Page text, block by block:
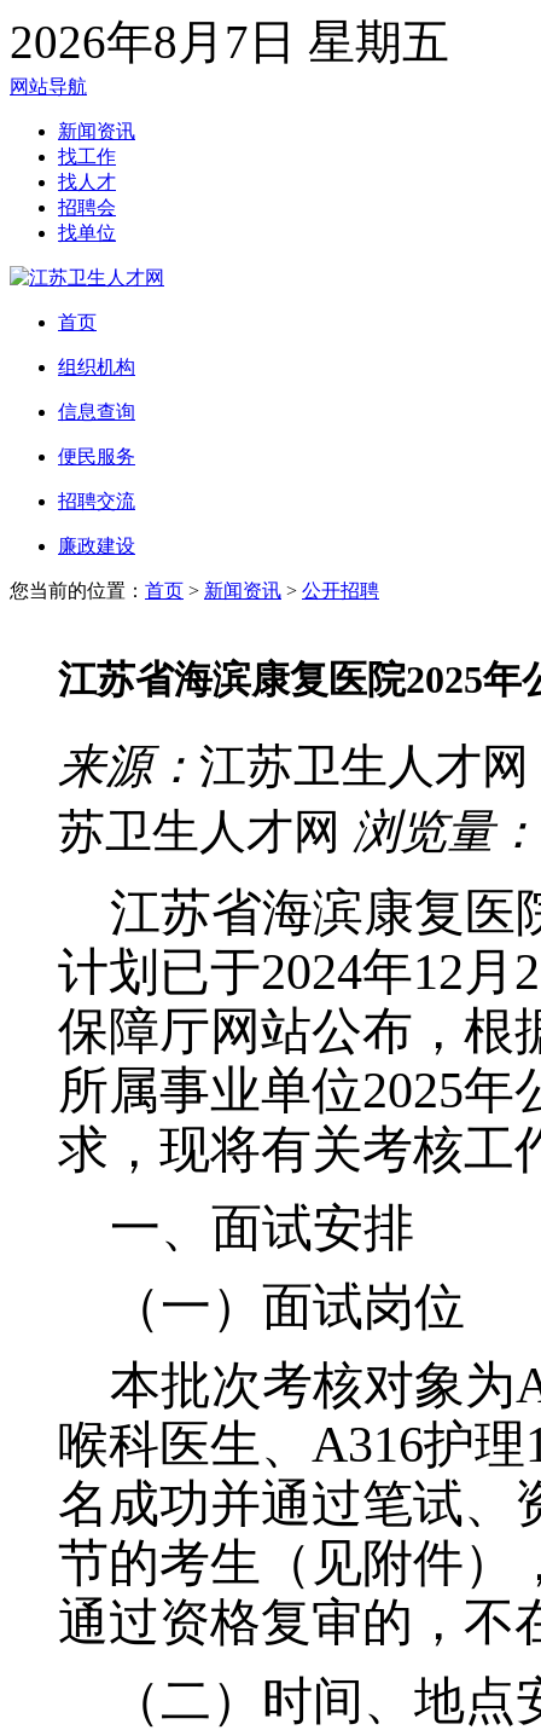
2026年8月7日 星期五
网站导航
新闻资讯
找工作
找人才
招聘会
找单位
首页
组织机构
信息查询
便民服务
招聘交流
廉政建设
您当前的位置： 首页 > 新闻资讯 > 公开招聘
江苏省海滨康复医院2025
来源： 江苏卫生人才网
苏卫生人才网 浏览量：
江苏省海滨康复医
计划已于2024年12 月
保障厅网站公布， 根
所属事业单位2025年
求 ，现将有关考核工
一、 面试安排
（一） 面试岗位
本批次考核对象为
喉科医生、 A316护理
名成功并通过笔试、
节的考生（见附件）
通过资格复审的，不
（二） 时间、地点